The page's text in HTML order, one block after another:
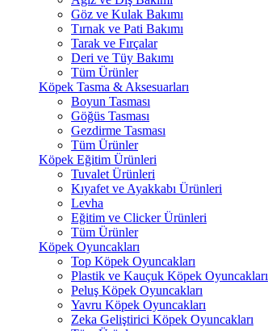
Göz ve Kulak Bakımı
Tırnak ve Pati Bakımı
Tarak ve Fırçalar
Deri ve Tüy Bakımı
Tüm Ürünler
Köpek Tasma & Aksesuarları
Boyun Tasması
Göğüs Tasması
Gezdirme Tasması
Tüm Ürünler
Köpek Eğitim Ürünleri
Tuvalet Ürünleri
Kıyafet ve Ayakkabı Ürünleri
Levha
Eğitim ve Clicker Ürünleri
Tüm Ürünler
Köpek Oyuncakları
Top Köpek Oyuncakları
Plastik ve Kauçuk Köpek Oyuncakları
Peluş Köpek Oyuncakları
Yavru Köpek Oyuncakları
Zeka Geliştirici Köpek Oyuncakları